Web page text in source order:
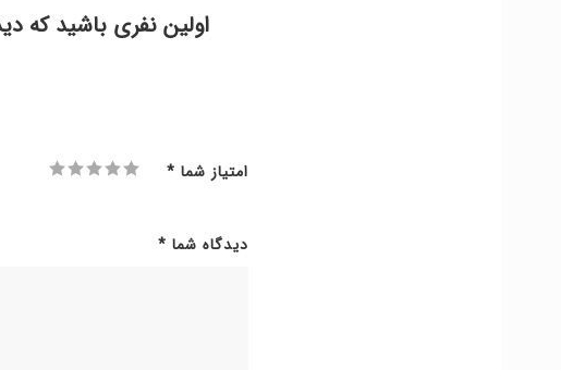
اولین نفری باشید که
امتیاز شما *
دیدگاه شما *